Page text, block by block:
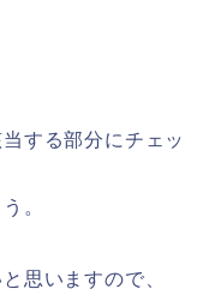
する部分にチェッ
。
思いますので、